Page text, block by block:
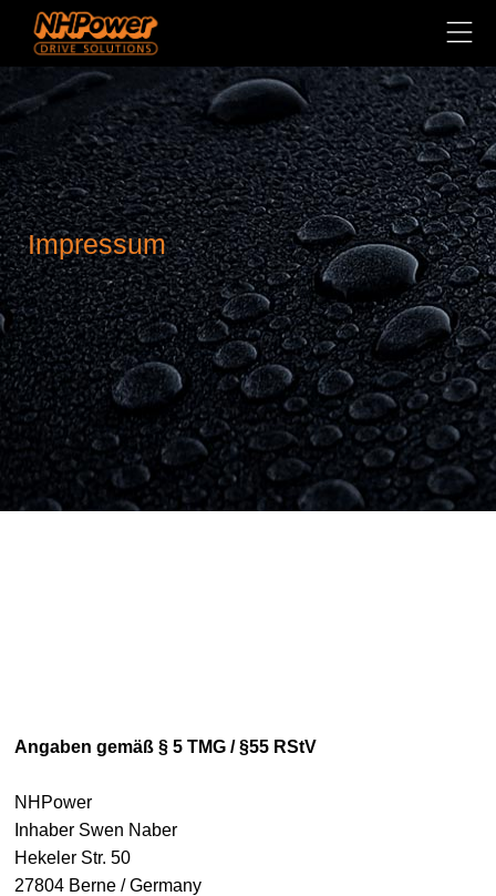
Impressum
Angaben gemäß § 5 TMG / §55 RStV
NHPower
Inhaber Swen Naber
Hekeler Str. 50
27804 Berne / Germany